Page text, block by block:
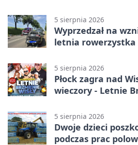
5 sierpnia 2026
Wyprzedzał na
letnia rowerzystka
5 sierpnia 2026
Płock zagra nad
wieczory - Letnie
5 sierpnia 2026
Dwoje dzieci
podczas prac